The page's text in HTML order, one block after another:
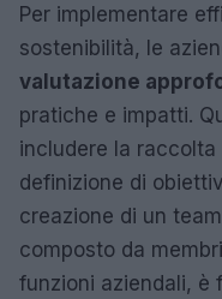
Per implementare
sostenibilità, le
valutazione
pratiche e impatti.
includere la
definizione di
creazione di un
composto da
funzioni aziendali, è